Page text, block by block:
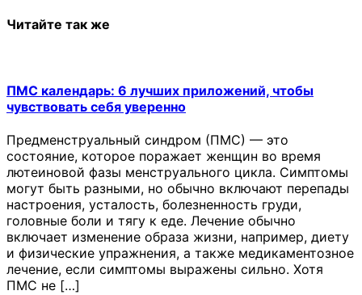
Читайте так же
ПМС календарь: 6 лучших приложений, чтобы
чувствовать себя уверенно
Предменструальный синдром (ПМС) — это
состояние, которое поражает женщин во время
лютеиновой фазы менструального цикла. Симптомы
могут быть разными, но обычно включают перепады
настроения, усталость, болезненность груди,
головные боли и тягу к еде. Лечение обычно
включает изменение образа жизни, например, диету
и физические упражнения, а также медикаментозное
лечение, если симптомы выражены сильно. Хотя
ПМС не […]